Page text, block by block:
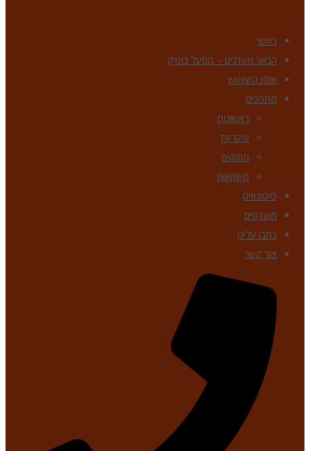
ראשי
הבאר מעדנים – מפעל בוטיק
אופן השימוש
מתכונים
ראשונות
עיקריות
מתוקים
משקאות
סיטונאים
מועדפים
כתבו עלינו
צור קשר